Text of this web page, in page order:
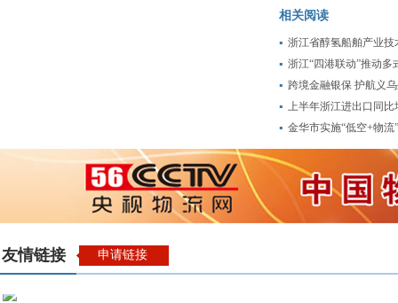
相关阅读
浙江省醇氢船舶产业
浙江“四港联动”推动多
跨境金融银保 护航义
上半年浙江进出口同比
金华市实施“低空+物
友情链接 申请链接